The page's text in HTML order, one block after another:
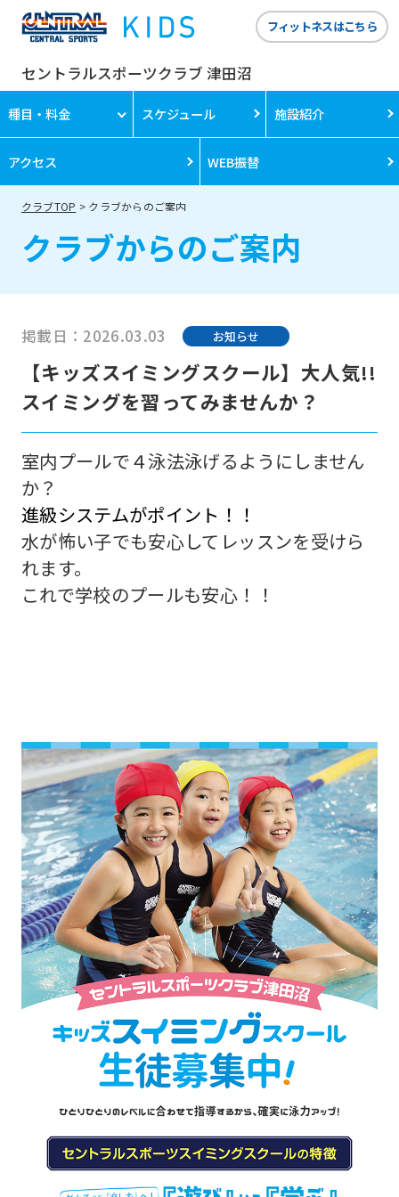
セントラルスポーツクラブ 津田沼
フィットネスはこちら
種目・料金 スケジュール 施設紹介
アクセス WEB振替
クラブTOP クラブからのご案内
クラブからのご案内
掲載日：2026.03.03 お知らせ
【キッズスイミングスクール】大人気!!
スイミングを習ってみませんか？
室内プールで４泳法泳げるようにしません
か？
進級システムがポイント！！
水が怖い子でも安心してレッスンを受けら
れます。
これで学校のプールも安心！！
For
foreigners